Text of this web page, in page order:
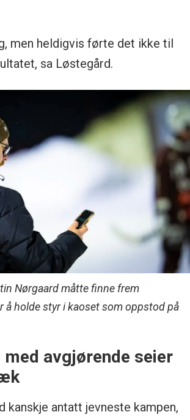
men heldigvis førte det ikke til
sa Løstegård.
Nørgaard måtte finne frem
å holde styr i kaoset som oppstod på
med avgjørende seier
kanskje antatt jevneste kampen,